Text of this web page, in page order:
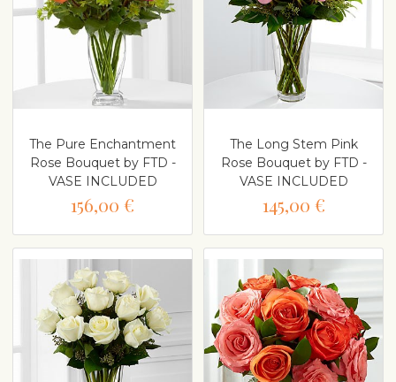
The Pure Enchantment
Rose Bouquet by FTD -
VASE INCLUDED
156,00 €
The Long Stem Pink
Rose Bouquet by FTD -
VASE INCLUDED
145,00 €